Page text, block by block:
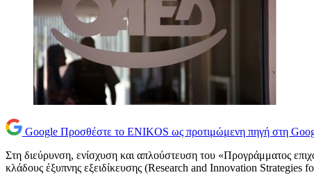
Google Προσθέστε το ENIKOS ως προτιμώμενη πηγή στη
Στη διεύρυνση, ενίσχυση και απλούστευση του «Προγράμματος
κλάδους έξυπνης εξειδίκευσης (Research and Innovation